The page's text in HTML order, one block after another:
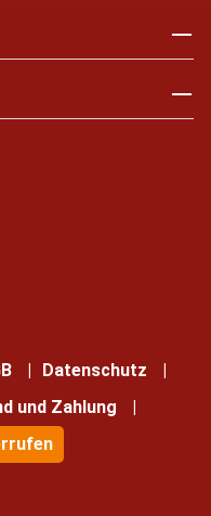
Datenschutz
und Zahlung